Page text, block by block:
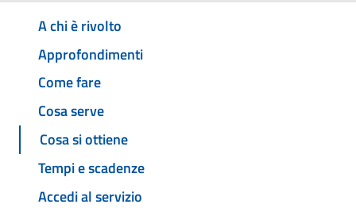
A chi è rivolto
Approfondimenti
Come fare
Cosa serve
Cosa si ottiene
Tempi e scadenze
Accedi al servizio